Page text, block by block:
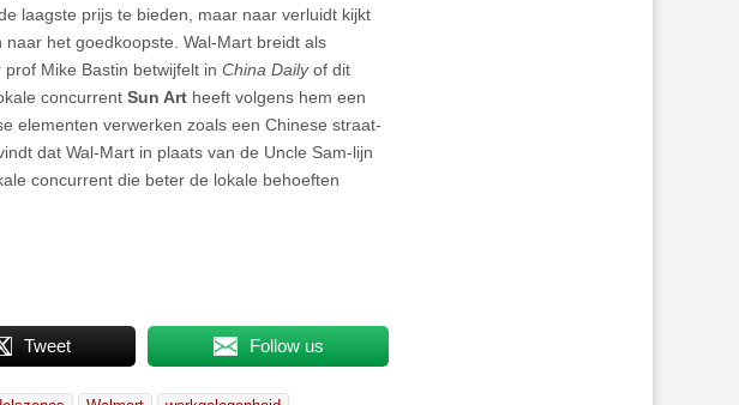
laagste prijs te bieden, maar naar verluidt kijkt
het goedkoopste. Wal-Mart breidt als
Mike Bastin betwijfelt in China Dailyof dit
concurrent Sun Art heeft volgens hem een
elementen verwerken zoals een Chinese straat-
dat Wal-Mart in plaats van de Uncle Sam-lijn
concurrent die beter de lokale behoeften
Tweet Follow us